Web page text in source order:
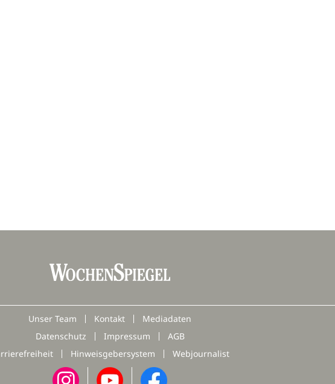
Unser Team Kontakt
Mediadaten
Datenschutz
Impressum
AGB
Hinweisgebersystem Webjournalist